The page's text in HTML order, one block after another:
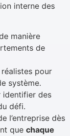
interne des
manière
de
pour
système.
identifier des
défi.
l’entreprise dès
que chaque